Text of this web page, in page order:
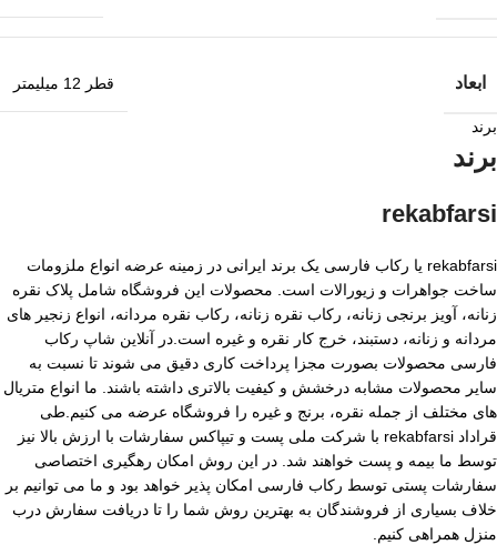
ابعاد قطر 12 میلیمتر
برند
برند
rekabfarsi
rekabfarsi یا رکاب فارسی یک برند ایرانی در زمینه عرضه انواع ملزومات
ساخت جواهرات و زیورالات است. محصولات این فروشگاه شامل پلاک نقره
زنانه، آویز برنجی زنانه، رکاب نقره زنانه، رکاب نقره مردانه، انواع زنجیر های
مردانه و زنانه، دستبند، خرج کار نقره و غیره است.در آنلاین شاپ رکاب
فارسی محصولات بصورت مجزا پرداخت کاری دقیق می شوند تا نسبت به
سایر محصولات مشابه درخشش و کیفیت بالاتری داشته باشند. ما انواع متریال
های مختلف از جمله نقره، برنج و غیره را فروشگاه عرضه می کنیم.طی
قراداد rekabfarsi با شرکت ملی پست و تیپاکس سفارشات با ارزش بالا نیز
توسط ما بیمه و پست خواهند شد. در این روش امکان رهگیری اختصاصی
سفارشات پستی توسط رکاب فارسی امکان پذیر خواهد بود و ما می توانیم بر
خلاف بسیاری از فروشندگان به بهترین روش شما را تا دریافت سفارش درب
منزل همراهی کنیم.